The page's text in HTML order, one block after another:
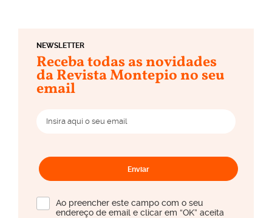
NEWSLETTER
Receba todas as novidades
da Revista Montepio no seu
email
Enviar
Ao preencher este campo com o seu
endereço de email e clicar em “OK” aceita